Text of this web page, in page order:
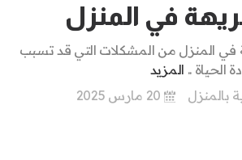
في المنزل
في المنزل من المشكلات التي قد تسبب
الحياة .. المزيد
بالمنزل